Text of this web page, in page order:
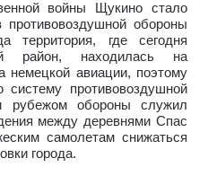
войны Щукино стало
обороны
территория, где сегодня
район, находилась на
немецкой авиации, поэтому
систему противовоздушной
рубежом обороны служил
между деревнями Спас
самолетам снижаться
города.